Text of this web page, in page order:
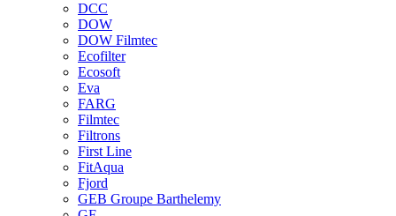
DCC
DOW
DOW Filmtec
Ecofilter
Ecosoft
Eva
FARG
Filmtec
Filtrons
First Line
FitAqua
Fjord
GEB Groupe Barthelemy